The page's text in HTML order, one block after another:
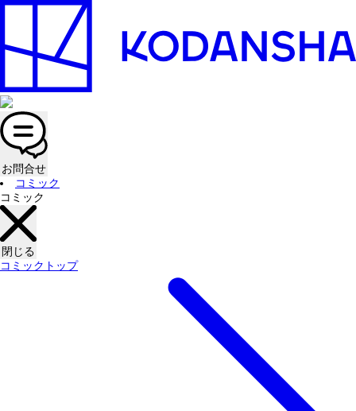
お問合せ
コミック
コミック
閉じる
コミックトップ